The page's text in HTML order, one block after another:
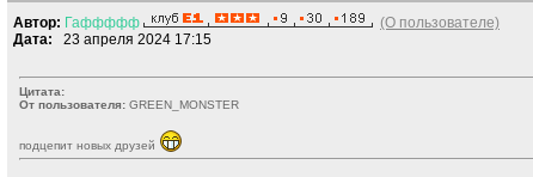
Автор: Гаффффф
(О пользователе)
Дата: 23 апреля 2024 17:15
Цитата:
От пользователя: GREEN_MONSTER
подцепит новых друзей